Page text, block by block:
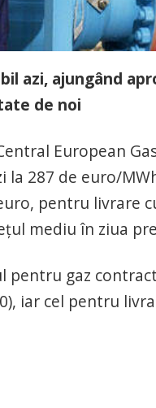
azi, ajungând
de noi
European
la 287 de euro/
pentru livrare
mediu în ziua
pentru gaz
iar cel pentru